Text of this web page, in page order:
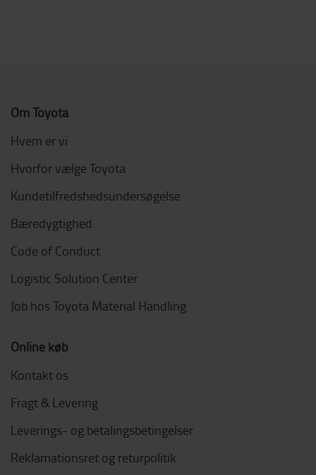
Om Toyota
Hvem er vi
Hvorfor vælge Toyota
Kundetilfredshedsundersøgelse
Bæredygtighed
Code of Conduct
Logistic Solution Center
Job hos Toyota Material Handling
Online køb
Kontakt os
Fragt & Levering
Leverings- og betalingsbetingelser
Reklamationsret og returpolitik